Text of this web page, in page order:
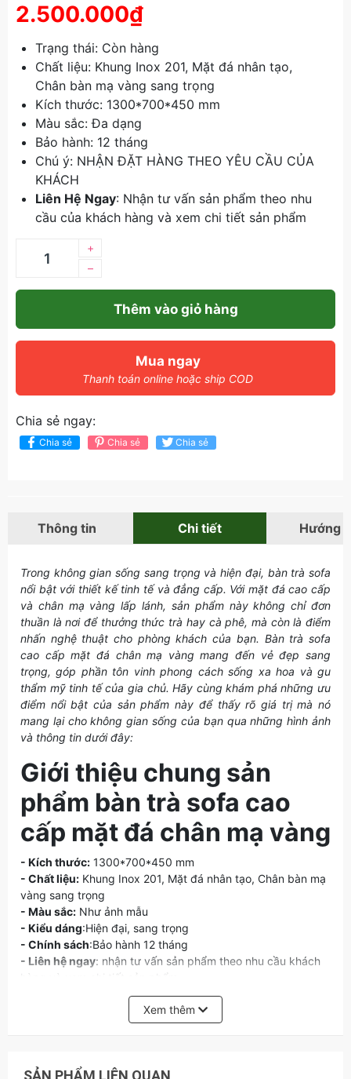
2.500.000₫
Trạng thái: Còn hàng
Chất liệu: Khung Inox 201, Mặt đá nhân tạo,
Chân bàn mạ vàng sang trọng
Kích thước: 1300*700*450 mm
Màu sắc: Đa dạng
Bảo hành: 12 tháng
Chú ý: NHẬN ĐẶT HÀNG THEO YÊU CẦU CỦA
KHÁCH
Liên Hệ Ngay: Nhận tư vấn sản phẩm theo nhu
cầu của khách hàng và xem chi tiết sản phẩm
–
+
Thêm vào giỏ hàng
Mua ngay
Thanh toán online hoặc ship COD
Chia sẻ ngay:
Chia sẻ Chia sẻ Chia sẻ
Thông tin Chi tiết Hướng
Trong không gian sống sang trọng và hiện đại, bàn trà sofa
nổi bật với thiết kế tinh tế và đẳng cấp. Với mặt đá cao cấp
và chân mạ vàng lấp lánh, sản phẩm này không chỉ đơn
thuần là nơi để thưởng thức trà hay cà phê, mà còn là điểm
nhấn nghệ thuật cho phòng khách của bạn. Bàn trà sofa
cao cấp mặt đá chân mạ vàng mang đến vẻ đẹp sang
trọng, góp phần tôn vinh phong cách sống xa hoa và gu
thẩm mỹ tinh tế của gia chủ. Hãy cùng khám phá những ưu
điểm nổi bật của sản phẩm này để thấy rõ giá trị mà nó
mang lại cho không gian sống của bạn qua những hình ảnh
và thông tin dưới đây:
Giới thiệu chung sản
phẩm bàn trà sofa cao
cấp mặt đá chân mạ vàng
- Kích thước: 1300*700*450 mm
- Chất liệu: Khung Inox 201, Mặt đá nhân tạo, Chân bàn mạ
vàng sang trọng
- Màu sắc: Như ảnh mẫu
- Kiểu dáng:Hiện đại, sang trọng
- Chính sách:Bảo hành 12 tháng
- Liên hệ ngay: nhận tư vấn sản phẩm theo nhu cầu khách
Đánh giá ưu điểm của
đá chân mạ vàng
Xem thêm
SẢN PHẨM LIÊN QUAN